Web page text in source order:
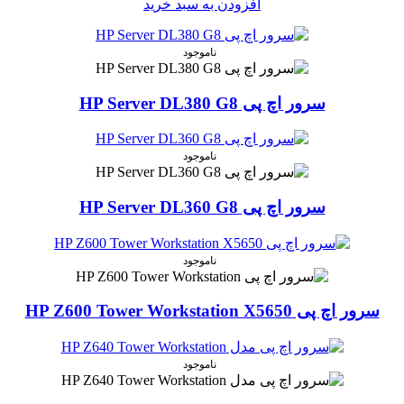
فوق‌العاده‌ای برای پردازش داده‌ها و ذخیره‌سازی سریع دارن.
مزایای این هاردها:
سرعت بالاتر نسبت به HDDهای معمولی
افزایش بهره‌وری در پردازش داده‌های حجیم
ایده‌آل برای پایگاه داده، مجازی‌سازی و هاستینگ
باعث افزایش پایداری و کاهش
ریسک خرابی سرور میشه.
💡ویژگی‌های منبع تغذیه:
✔️ بهره‌وری انرژی بالا (افزایش صرفه‌جویی در هزینه برق)
✔️ قابلیت Redundant (در صورت خرابی یکی، دیگری فعال می‌شود)
افزودن به سبد خرید
ناموجود
سرور اچ پی HP Server DL380 G8
ناموجود
سرور اچ پی HP Server DL360 G8
ناموجود
سرور اچ پی HP Z600 Tower Workstation X5650
ناموجود